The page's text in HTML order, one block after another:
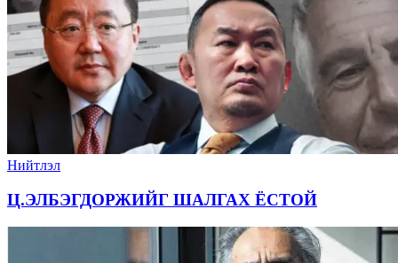
Нийтлэл
Ц.ЭЛБЭГДОРЖИЙГ ШАЛГАХ ЁСТОЙ